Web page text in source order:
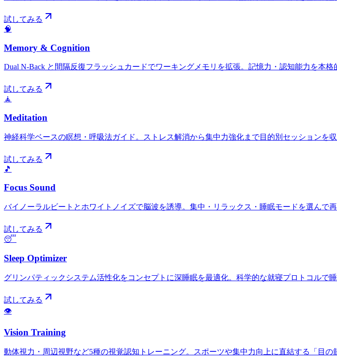
試してみる
🧠
Memory & Cognition
Dual N-Back と間隔反復フラッシュカードでワーキングメモリを拡張。記憶力・認知能力を本格
試してみる
🧘
Meditation
神経科学ベースの瞑想・呼吸法ガイド。ストレス解消から集中力強化まで目的別セッションを収
試してみる
🎵
Focus Sound
バイノーラルビートとホワイトノイズで脳波を誘導。集中・リラックス・睡眠モードを選んで再
試してみる
😴
Sleep Optimizer
グリンパティックシステム活性化をコンセプトに深睡眠を最適化。科学的な就寝プロトコルで睡
試してみる
👁️
Vision Training
動体視力・周辺視野など5種の視覚認知トレーニング。スポーツや集中力向上に直結する「目の